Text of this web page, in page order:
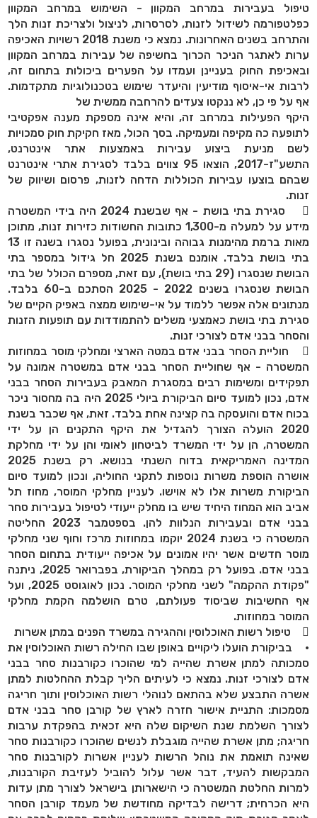
טיפול בעבירות במרחב המקוון - השימוש במרחב המקוון
כפלטפורמה לשידול לזנות, לסרסרות, לניצול ולצריכת זנות הלך
והתרחב בשנים האחרונות. נמצא כי משנת 2018 רשויות האכיפה
ערות לאתגר הניכר הכרוך בחשיפה של עבירות במרחב המקוון
ובאכיפת החוק בעניינן ועמדו על הפערים ביכולות בתחום זה,
לרבות אי-איסוף מודיעין והיעדר שימוש בטכנולוגיות מתקדמות.
אף על פי כן, לא ננקטו צעדים להרחבה ממשית של
היקף הפעילות במרחב זה, והיא אינה מספקת מענה אפקטיבי
לתופעה כה מקיפה ומעמיקה. בסך הכול, מאז חקיקת חוק סמכויות
לשם מניעת ביצוע עבירות באמצעות אתר אינטרנט,
התשע"ז-2017, הוצאו 95 צווים בלבד לסגירת אתרי אינטרנט
שבהם בוצעו עבירות הכוללות הדחה לזנות, פרסום ושיווק של
זנות.
 סגירת בתי בושת - אף שבשנת 2024 היה בידי המשטרה
מידע על למעלה מ-1,300 כתובות החשודות כזירות זנות, מתוכן
מאות ברמת מהימנות גבוהה ובינונית, בפועל נסגרו בשנה זו 13
בתי בושת בלבד. אומנם בשנת 2025 חל גידול במספר בתי
הבושת שנסגרו (29 בתי בושת), עם זאת, מספרם הכולל של בתי
הבושת שנסגרו בשנים 2022 - 2025 הסתכם ב-60 בלבד.
מנתונים אלה אפשר ללמוד על אי-שימוש ממצה באפיק הקיים של
סגירת בתי בושת כאמצעי משלים להתמודדות עם תופעות הזנות
והסחר בבני אדם לצורכי זנות.
 חוליית הסחר בבני אדם במטה הארצי ומחלקי מוסר במחוזות
המשטרה - אף שחוליית הסחר בבני אדם במשטרה אמונה על
תפקידים ומשימות רבים במסגרת המאבק בעבירות הסחר בבני
אדם, נכון למועד סיום הביקורת ביולי 2025 היה בה מחסור ניכר
בכוח אדם והועסקה בה קצינה אחת בלבד. זאת, אף שכבר בשנת
2020 הועלה הצורך להגדיל את היקף התקנים הן על ידי
המשטרה, הן על ידי המשרד לביטחון לאומי והן על ידי מחלקת
המדינה האמריקאית בדוח השנתי בנושא. רק בשנת 2025
אושרה הוספת משרות נוספות לתקני החוליה, ונכון למועד סיום
הביקורת משרות אלו לא אוישו. לעניין מחלקי המוסר, מחוז תל
אביב הוא המחוז היחיד שיש בו מחלק ייעודי לטיפול בעבירות סחר
בבני אדם ובעבירות הנלוות להן. בספטמבר 2023 החליטה
המשטרה כי בשנת 2024 יוקמו במחוזות מרכז וחוף שני מחלקי
מוסר חדשים אשר יהיו אמונים על אכיפה ייעודית בתחום הסחר
בבני אדם. בפועל רק במהלך הביקורת, בפברואר 2025, ניתנה
"פקודת ההקמה" לשני מחלקי המוסר. נכון לאוגוסט 2025, ועל
אף החשיבות שביסוד פעולתם, טרם הושלמה הקמת מחלקי
המוסר במחוזות.
• בביקורת הועלו ליקויים באופן שבו החילה רשות האוכלוסין את
סמכותה למתן אשרת שהייה למי שהוכרו כקורבנות סחר בבני
אדם לצורכי זנות. נמצא כי לעיתים הליך קבלת ההחלטות למתן
אשרה התבצע שלא בהתאם לנוהלי רשות האוכלוסין ותוך חריגה
מסמכות: התניית אישור חזרה לארץ של קורבן סחר בבני אדם
לצורך השלמת שנת השיקום שלה היא זכאית בהפקדת ערבות
חריגה; מתן אשרת שהייה מוגבלת לנשים שהוכרו כקורבנות סחר
שאינה תואמת את נוהל הרשות לעניין אשרות לקורבנות סחר
המבקשות להעיד, דבר אשר עלול להוביל לעזיבת הקורבנות,
למרות החלטת המשטרה כי הישארותן בישראל לצורך מתן עדות
היא הכרחית; דרישה לבדיקה מחודשת של מעמד קורבן הסחר